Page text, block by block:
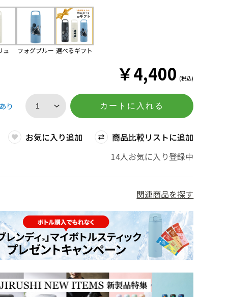
ュ フォグブルー 選べるギフト
￥4,400 (税込)
り カートに入れる
お気に入り追加
商品比較リストに追加
14人お気に入り登録中
関連商品を探す